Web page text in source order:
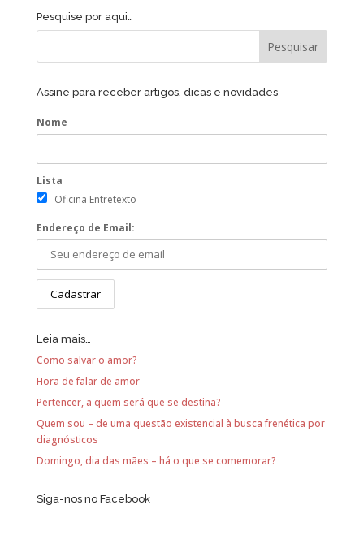
Pesquise por aqui…
Assine para receber artigos, dicas e novidades
Nome
Lista
Oficina Entretexto
Endereço de Email:
Leia mais…
Como salvar o amor?
Hora de falar de amor
Pertencer, a quem será que se destina?
Quem sou – de uma questão existencial à busca frenética por
diagnósticos
Domingo, dia das mães – há o que se comemorar?
Siga-nos no Facebook